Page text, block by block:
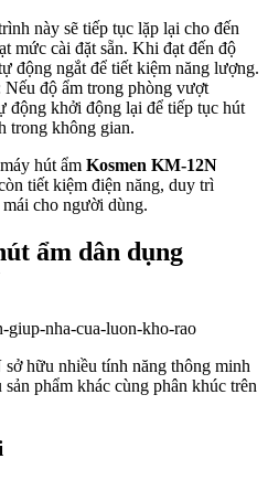
này sẽ tiếp tục lặp lại cho đến
mức cài đặt sẵn. Khi đạt đến độ
động ngắt để tiết kiệm năng lượng.
Nếu độ ẩm trong phòng vượt
động khởi động lại để tiếp tục hút
trong không gian.
hút ẩm Kosmen KM-12N
tiết kiệm điện năng, duy trì
cho người dùng.
ẩm dân dụng
sở hữu nhiều tính năng thông minh
phẩm khác cùng phân khúc trên